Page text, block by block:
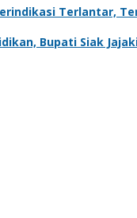
Terlantar,
Bupati Siak